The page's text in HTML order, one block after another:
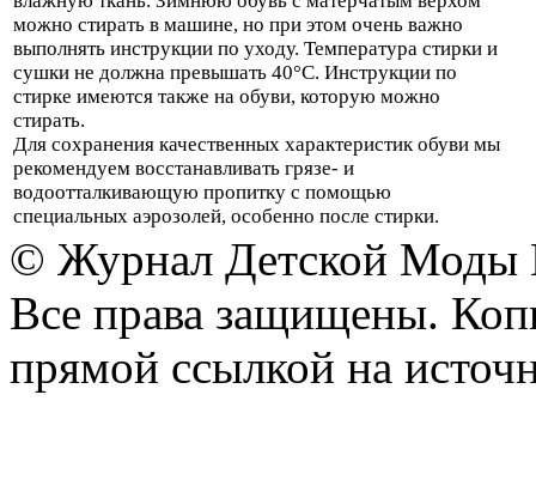
можно стирать в машине, но при этом очень важно
выполнять инструкции по уходу. Температура стирки и
сушки не должна превышать 40°C. Инструкции по
стирке имеются также на обуви, которую можно
стирать.
Для сохранения качественных характеристик обуви мы
рекомендуем восстанавливать грязе- и
водоотталкивающую пропитку с помощью
специальных аэрозолей, особенно после стирки.
© Журнал Детской Моды
Все права защищены.
прямой ссылкой на